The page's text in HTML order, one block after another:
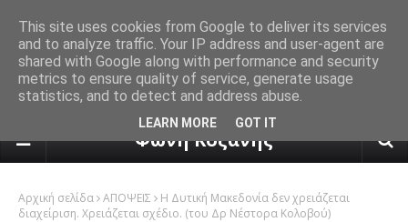
πρόγνωση καιρού από το
Φωνή Κοζάνης
Αρχική σελίδα ΑΠΟΨΕΙΣ
Η Δυτική Μακεδονία δεν χρειάζεται
διαχείριση. Χρειάζεται σχέδιο. (του Δρ Νέστορα Κολοβού)
This site uses cookies from Google to deliver its services
and to analyze traffic. Your IP address and user-agent are
shared with Google along with performance and security
metrics to ensure quality of service, generate usage
statistics, and to detect and address abuse.
LEARN MORE GOT IT